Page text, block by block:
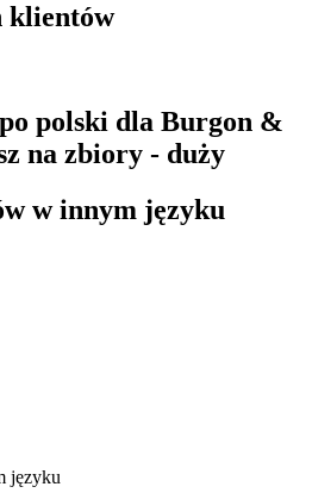
klientów
polski dla Burgon &
na zbiory - duży
w innym języku
języku